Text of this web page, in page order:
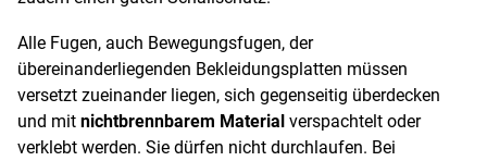
Alle Fugen, auch Bewegungsfugen, der
übereinanderliegenden Bekleidungsplatten müssen
versetzt zueinander liegen, sich gegenseitig überdecken
und mit nichtbrennbarem Material verspachtelt oder
verklebt werden. Sie dürfen nicht durchlaufen. Bei